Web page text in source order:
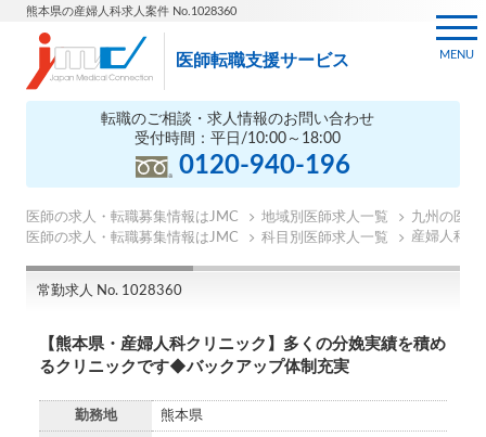
熊本県の産婦人科求人案件 No.1028360
医師転職支援サービス
転職のご相談・求人情報のお問い合わせ
受付時間：平日/10:00～18:00
0120-940-196
MENU
医師の求人・転職募集情報はJMC 地域別医師求人一覧
九州の医師
医師の求人・転職募集情報はJMC
科目別医師求人一覧 産婦人科の
常勤求人 No. 1028360
【熊本県・産婦人科クリニック】多くの分娩実績を積め
るクリニックです◆バックアップ体制充実
勤務地 熊本県